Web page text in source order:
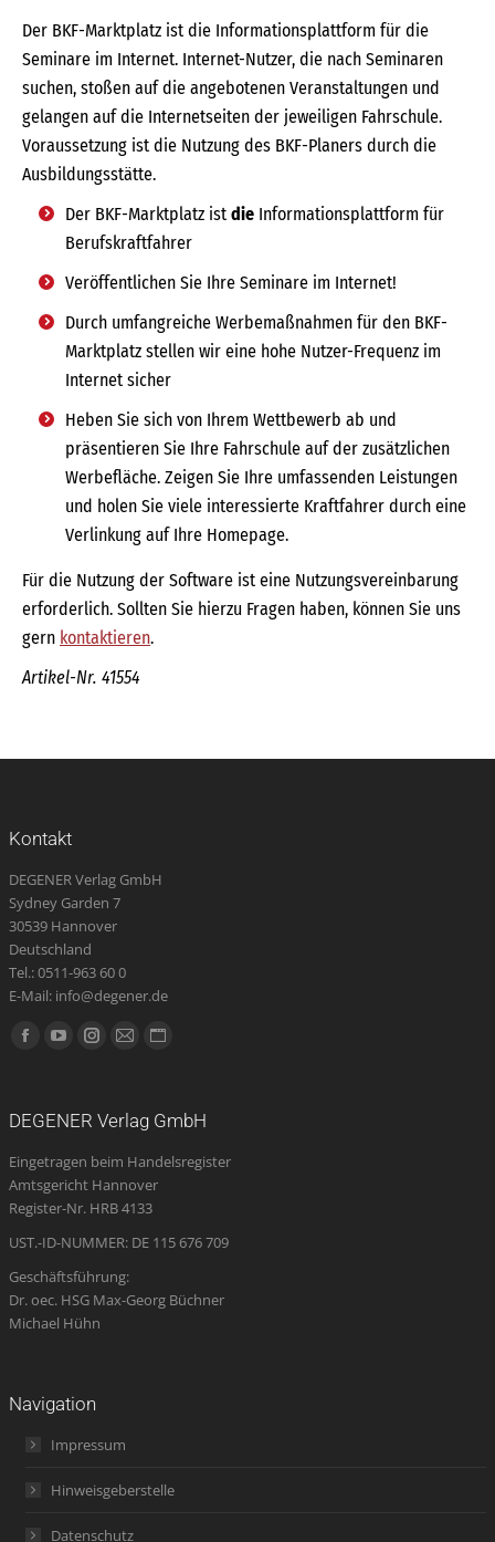
Der BKF-Marktplatz ist die Informationsplattform für die
Seminare im Internet. Internet-Nutzer, die nach Seminaren
suchen, stoßen auf die angebotenen Veranstaltungen und
gelangen auf die Internetseiten der jeweiligen Fahrschule.
Voraussetzung ist die Nutzung des BKF-Planers durch die
Ausbildungsstätte.
Der BKF-Marktplatz ist die Informationsplattform für
Berufskraftfahrer
Veröffentlichen Sie Ihre Seminare im Internet!
Durch umfangreiche Werbemaßnahmen für den BKF-
Marktplatz stellen wir eine hohe Nutzer-Frequenz im
Internet sicher
Heben Sie sich von Ihrem Wettbewerb ab und
präsentieren Sie Ihre Fahrschule auf der zusätzlichen
Werbefläche. Zeigen Sie Ihre umfassenden Leistungen
und holen Sie viele interessierte Kraftfahrer durch eine
Verlinkung auf Ihre Homepage.
Für die Nutzung der Software ist eine Nutzungsvereinbarung
erforderlich. Sollten Sie hierzu Fragen haben, können Sie uns
gern kontaktieren.
Artikel-Nr. 41554
Kontakt
DEGENER Verlag GmbH
Sydney Garden 7
30539 Hannover
Deutschland
Tel.: 0511-963 60 0
E-Mail: info@degener.de
Finden Sie uns auf:
Facebook
new
window
YouTube
new
window
Instagram
new
window
E-
opens
in
new
Website
new
DEGENER Verlag GmbH
Eingetragen beim Handelsregister
Amtsgericht Hannover
Register-Nr. HRB 4133
UST.-ID-NUMMER: DE 115 676 709
Geschäftsführung:
Dr. oec. HSG Max-Georg Büchner
Michael Hühn
Navigation
Impressum
Hinweisgeberstelle
Datenschutz